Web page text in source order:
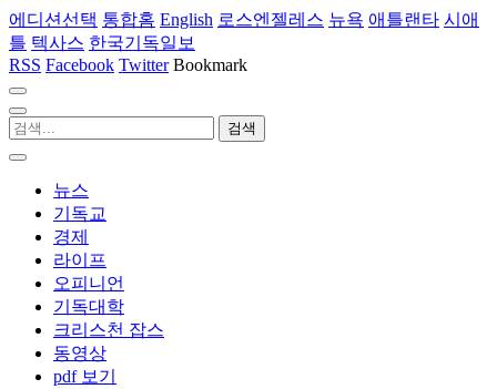
에디션선택 통합홈 English 로스엔젤레스 뉴욕 애틀랜타 시애
틀 텍사스 한국기독일보
RSS Facebook Twitter Bookmark
뉴스
기독교
경제
라이프
오피니언
기독대학
크리스천 잡스
동영상
pdf 보기